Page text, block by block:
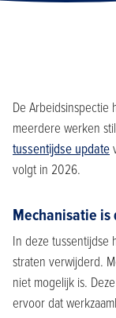
De Arbeidsinspectie
meerdere werken
tussentijdse update
volgt in 2026.
Mechanisatie is
In deze tussentijdse
straten verwijderd.
niet mogelijk is.
ervoor dat